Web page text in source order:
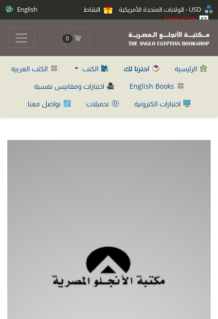
النقاط
Anglo Club
English
0
الرئيسية اخترنا لك الكتب
الكتب العربية
اختبارات ومقاييس نفسية
اختبارات الكترونية
تحميلات تواصل معنا